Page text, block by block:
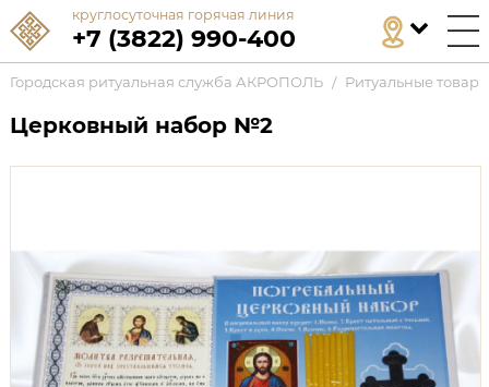
круглосуточная горячая линия
+7 (3822) 990-400
Городская ритуальная служба АКРОПОЛЬ / Ритуальные товары
Церковный набор №2